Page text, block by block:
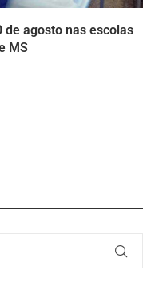
de agosto nas escolas
MS